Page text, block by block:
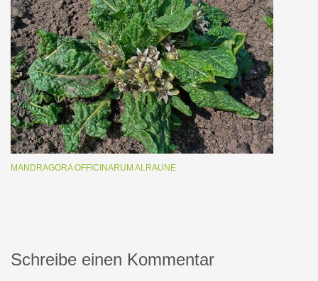
MANDRAGORA OFFICINARUM ALRAUNE
Schreibe einen Kommentar